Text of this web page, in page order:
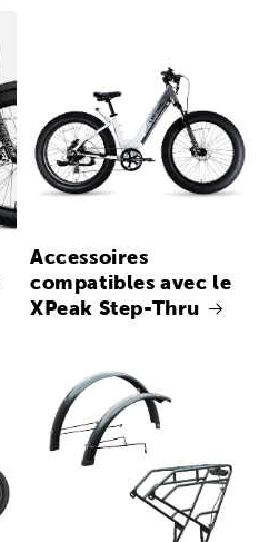
Accessoires
compatibles avec le
XPeak Step-Thru